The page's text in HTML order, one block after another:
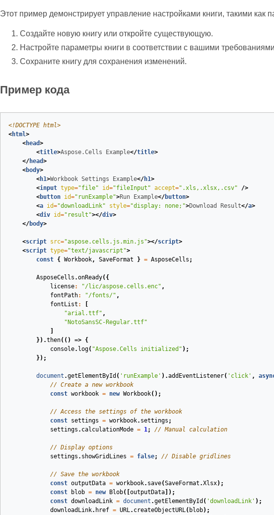
Этот пример демонстрирует управление настройками книги, такими
Создайте новую книгу или откройте существующую.
Настройте параметры книги в соответствии с вашими
Сохраните книгу для сохранения изменений.
Пример кода
<!DOCTYPE html>
<html>
<head>
<title>Aspose.Cells Example</title>
</head>
<body>
<h1>Workbook Settings Example</h1>
<input type="file" id="fileInput" accept=".xls,.xlsx,.csv"
/>
<button id="runExample">Run Example</button>
<a id="downloadLink" style="display: none;">Download Result</a>
<div id="result"></div>
</body>
<script src="aspose.cells.js.min.js"></script>
<script type="text/javascript">
const
{ Workbook, SaveFormat } = AsposeCells ;
AsposeCells .onReady({
license: "/lic/aspose.cells.enc" ,
fontPath: "/fonts/" ,
fontList :
"arial.ttf" ,
"NotoSansSC-Regular.ttf"
}).then( () =>
{
console. log( "Aspose.Cells initialized" );
});
document .getElementById ( 'runExample' ).addEventListener( 'click' ,
// Create a new workbook
const workbook = new Workbook();
// Access the settings of the workbook
const
settings = workbook. settings ;
settings . calculationMode = 1; // Manual calculation
// Display options
settings . showGridLines = false; // Disable gridlines
// Save the workbook
const outputData = workbook. save(SaveFormat .Xlsx);
const
blob = new Blob([ outputData]);
const downloadLink = document .getElementById ( 'downloadLink' );
downloadLink. href = URL. createObjectURL( blob);